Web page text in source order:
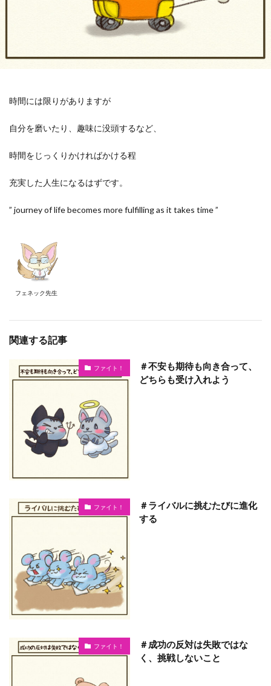
時間には限りがありますが
自分を磨いたり、趣味に没頭するなど、
時間をじっくりかければかける程
充実した人生になるはずです。
” journey of life becomes more fulfilling as it takes time ”
フェネック先生
関連する記事
ファイト！
＃不安も期待も向き合って、
どちらも受け入れよう
ファイト！
＃ライバルに挑むたびに進化
する
ファイト！
＃成功の反対は失敗ではな
く、挑戦しないこと